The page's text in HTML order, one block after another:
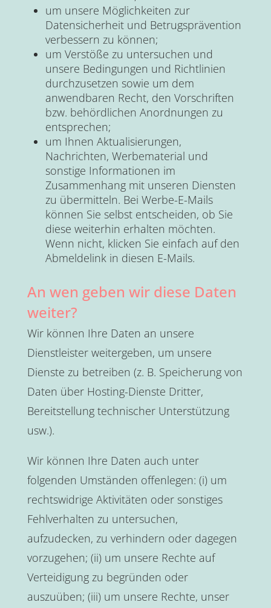
um unsere Möglichkeiten zur
Datensicherheit und Betrugsprävention
verbessern zu können;
um Verstöße zu untersuchen und
unsere Bedingungen und Richtlinien
durchzusetzen sowie um dem
anwendbaren Recht, den Vorschriften
bzw. behördlichen Anordnungen zu
entsprechen;
um Ihnen Aktualisierungen,
Nachrichten, Werbematerial und
sonstige Informationen im
Zusammenhang mit unseren Diensten
zu übermitteln. Bei Werbe-E-Mails
können Sie selbst entscheiden, ob Sie
diese weiterhin erhalten möchten.
Wenn nicht, klicken Sie einfach auf den
Abmeldelink in diesen E-Mails.
An wen geben wir diese Daten
weiter?
Wir können Ihre Daten an unsere
Dienstleister weitergeben, um unsere
Dienste zu betreiben (z. B. Speicherung von
Daten über Hosting-Dienste Dritter,
Bereitstellung technischer Unterstützung
usw.).
Wir können Ihre Daten auch unter
folgenden Umständen offenlegen: (i) um
rechtswidrige Aktivitäten oder sonstiges
Fehlverhalten zu untersuchen,
aufzudecken, zu verhindern oder dagegen
vorzugehen; (ii) um unsere Rechte auf
Verteidigung zu begründen oder
auszuüben; (iii) um unsere Rechte, unser